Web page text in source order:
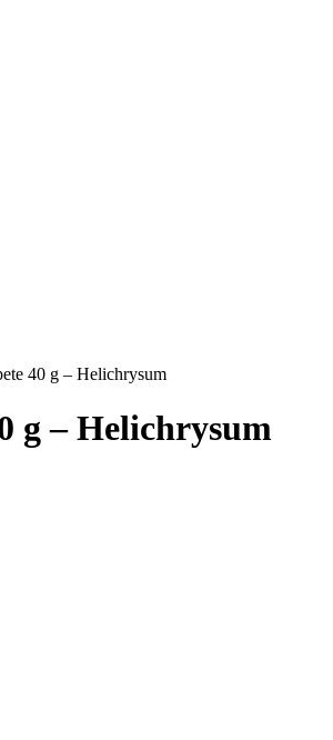
40 g – Helichrysum
g – Helichrysum